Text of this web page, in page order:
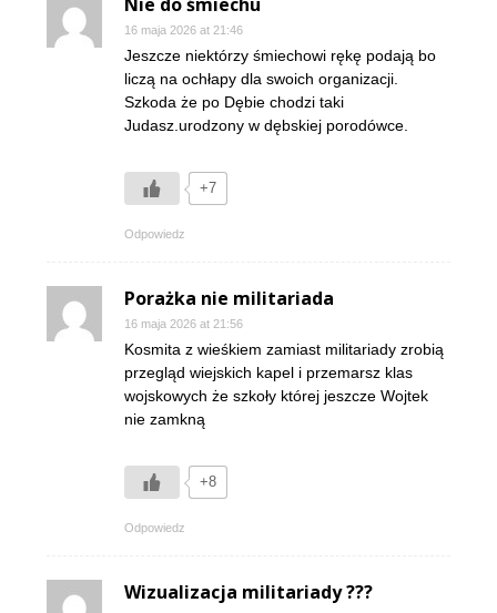
16 maja 2026 at 21:46
Jeszcze niektórzy śmiechowi rękę podają bo
liczą na ochłapy dla swoich organizacji.
Szkoda że po Dębie chodzi taki
Judasz.urodzony w dębskiej porodówce.
+7
Odpowiedz
Porażka nie militariada
16 maja 2026 at 21:56
Kosmita z wieśkiem zamiast militariady zrobią
przegląd wiejskich kapel i przemarsz klas
wojskowych że szkoły której jeszcze Wojtek
nie zamkną
+8
Odpowiedz
Wizualizacja militariady ???